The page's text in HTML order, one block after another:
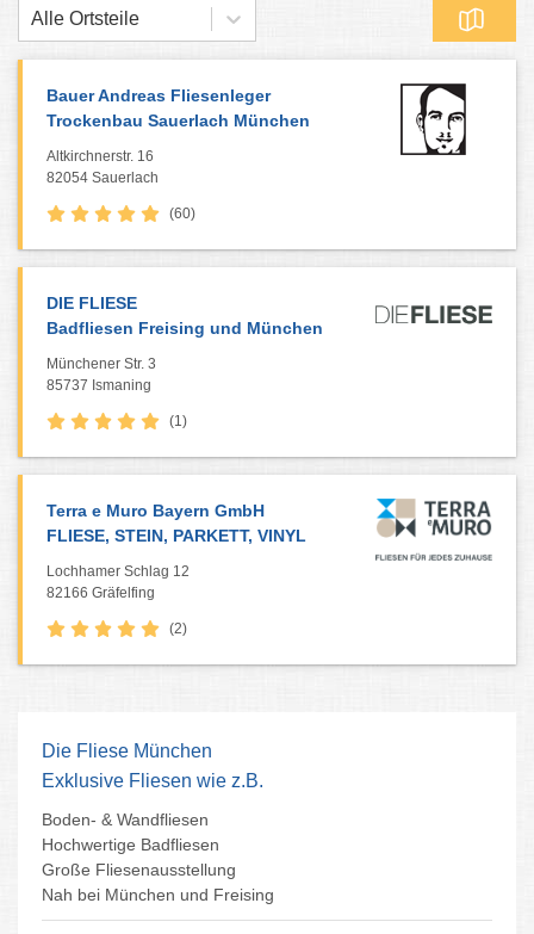
Alle Ortsteile
Bauer Andreas Fliesenleger
Trockenbau Sauerlach München
Altkirchnerstr. 16
82054 Sauerlach
(60)
DIE FLIESE
Badfliesen Freising und München
Münchener Str. 3
85737 Ismaning
(1)
Terra e Muro Bayern GmbH
FLIESE, STEIN, PARKETT, VINYL
Lochhamer Schlag 12
82166 Gräfelfing
(2)
Die Fliese München
Exklusive Fliesen wie z.B.
Boden- & Wandfliesen
Hochwertige Badfliesen
Große Fliesenausstellung
Nah bei München und Freising